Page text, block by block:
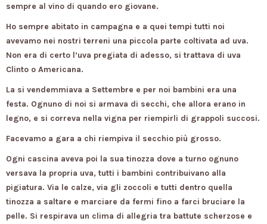
sempre al vino di quando ero giovane.
Ho sempre abitato in campagna e a quei tempi tutti noi
avevamo nei nostri terreni una piccola parte coltivata ad uva.
Non era di certo l’uva pregiata di adesso, si trattava di uva
Clinto o Americana.
La si vendemmiava a Settembre e per noi bambini era una
festa. Ognuno di noi si armava di secchi, che allora erano in
legno, e si correva nella vigna per riempirli di grappoli succosi.
Facevamo a gara a chi riempiva il secchio più grosso.
Ogni cascina aveva poi la sua tinozza dove a turno ognuno
versava la propria uva, tutti i bambini contribuivano alla
pigiatura. Via le calze, via gli zoccoli e tutti dentro quella
tinozza a saltare e marciare da fermi fino a farci bruciare la
pelle. Si respirava un clima di allegria tra battute scherzose e